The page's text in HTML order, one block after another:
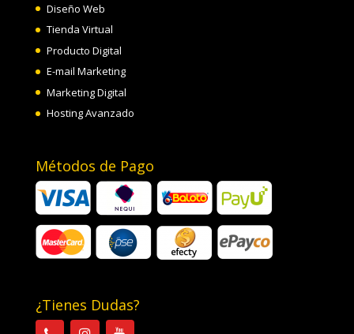
Diseño Web
Tienda Virtual
Producto Digital
E-mail Marketing
Marketing Digital
Hosting Avanzado
Métodos de Pago
¿Tienes Dudas?